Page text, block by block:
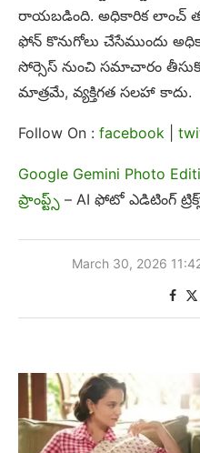
రాయబడింది. అధికారిక లాంచ్
ఫోన్ కొనుగోలు చేసేముందు
సోర్సెస్ నుంచి సమాచారం
మాత్రమే, వ్యక్తిగత సలహా కాదు.
Follow On : facebook
Google Gemini Photo
ప్రాంప్ట్స్ – AI ఫోటో ఎడిటింగ్
March 30, 2026